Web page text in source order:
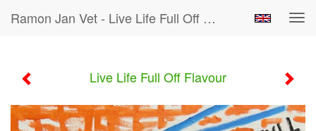
Ramon Jan Vet - Live Life Full Off Flavour
Live Life Full Off Flavour